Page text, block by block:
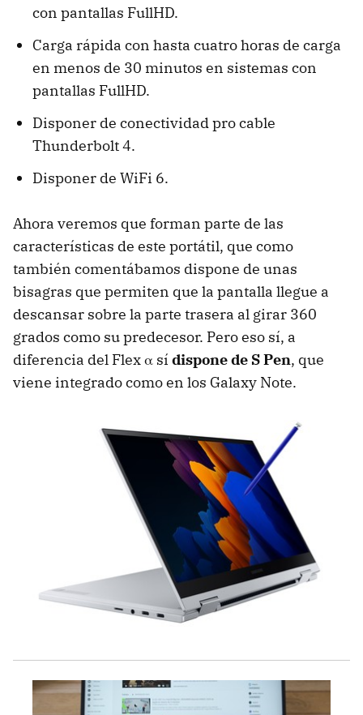
con pantallas FullHD.
Carga rápida con hasta cuatro horas de carga
en menos de 30 minutos en sistemas con
pantallas FullHD.
Disponer de conectividad pro cable
Thunderbolt 4.
Disponer de WiFi 6.
Ahora veremos que forman parte de las
características de este portátil, que como
también comentábamos dispone de unas
bisagras que permiten que la pantalla llegue a
descansar sobre la parte trasera al girar 360
grados como su predecesor. Pero eso sí, a
diferencia del Flex α sí dispone de S Pen, que
viene integrado como en los Galaxy Note.